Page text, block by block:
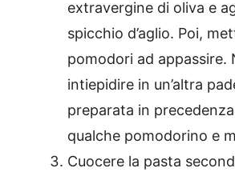
extravergine di oliva e
spicchio d’aglio. Poi,
pomodori ad appassire.
intiepidire in un’altra
preparata in
qualche pomodorino e
Cuocere la pasta